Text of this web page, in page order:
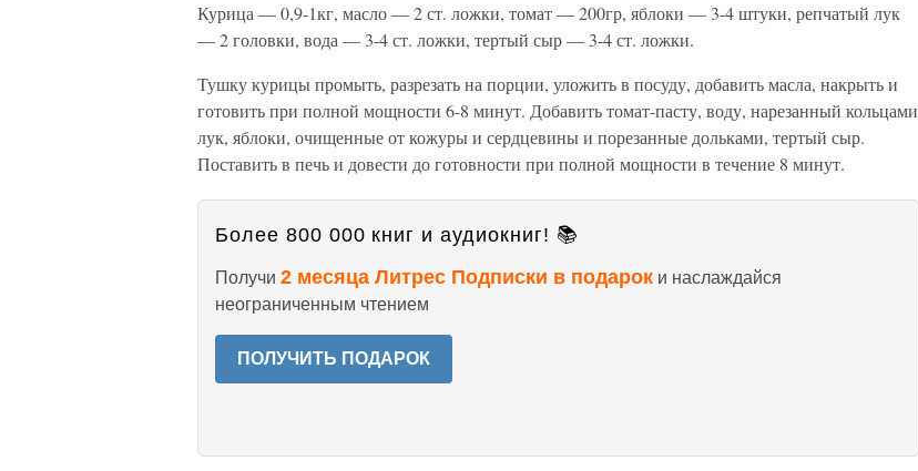
Курица — 0,9-1кг, масло — 2 ст. ложки, томат — 200гр, яблоки — 3-4 штуки, репчатый лук
— 2 головки, вода — 3-4 ст. ложки, тертый сыр — 3-4 ст. ложки.
Тушку курицы промыть, разрезать на порции, уложить в посуду, добавить масла, накрыть и
готовить при полной мощности 6-8 минут. Добавить томат-пасту, воду, нарезанный кольцами
лук, яблоки, очищенные от кожуры и сердцевины и порезанные дольками, тертый сыр.
Поставить в печь и довести до готовности при полной мощности в течение 8 минут.
Более 800 000 книг и аудиокниг! 📚
Получи 2 месяца Литрес Подписки в подарок и наслаждайся
неограниченным чтением
ПОЛУЧИТЬ ПОДАРОК